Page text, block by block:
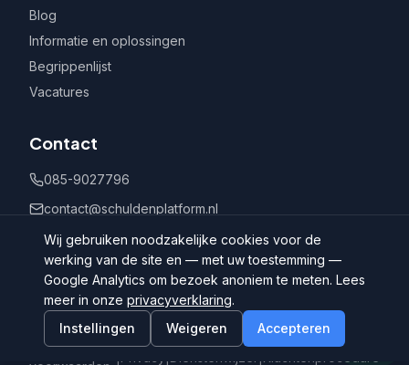
Blog
Informatie en oplossingen
Begrippenlijst
Vacatures
Contact
085-9027796
contact@schuldenplatform.nl
Postbus 802, 7400 AV Deventer
©
Schuldenplatform.nl
Algemene
Wij gebruiken noodzakelijke cookies voor de
werking van de site en — met uw toestemming —
Google Analytics om bezoek anoniem te meten. Lees
meer in onze privacyverklaring.
Instellingen
Weigeren Accepteren